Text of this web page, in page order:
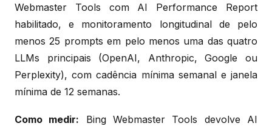
Webmaster Tools com AI Performance Report
habilitado, e monitoramento longitudinal de pelo
menos 25 prompts em pelo menos uma das quatro
LLMs principais (OpenAI, Anthropic, Google ou
Perplexity), com cadência mínima semanal e janela
mínima de 12 semanas.
Como medir: Bing Webmaster Tools devolve AI